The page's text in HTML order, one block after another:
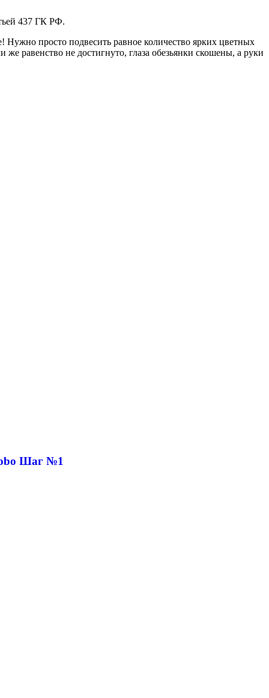
437 ГК РФ.
Нужно просто подвесить равное количество ярких цветных
же равенство не достигнуто, глаза обезьянки скошены, а руки
Шаг №1